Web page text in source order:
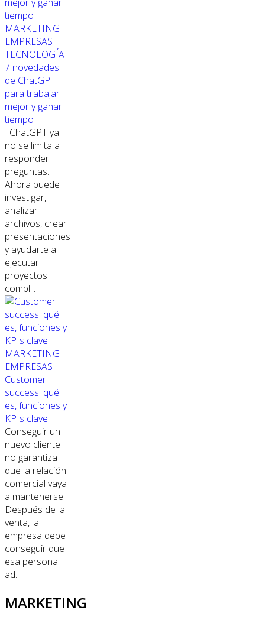
MARKETING
EMPRESAS
TECNOLOGÍA
7 novedades
de ChatGPT
para trabajar
mejor y ganar
tiempo
ChatGPT ya
no se limita a
responder
preguntas.
Ahora puede
investigar,
analizar
archivos, crear
presentaciones
y ayudarte a
ejecutar
proyectos
compl...
MARKETING
EMPRESAS
Customer
success: qué
es, funciones y
KPIs clave
Conseguir un
nuevo cliente
no garantiza
que la relación
comercial vaya
a mantenerse.
Después de la
venta, la
empresa debe
conseguir que
esa persona
ad...
MARKETING